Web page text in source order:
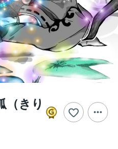
（きり